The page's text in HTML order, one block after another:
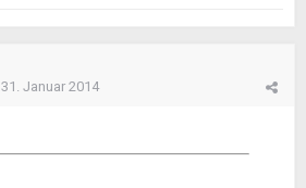
31. Januar 2014